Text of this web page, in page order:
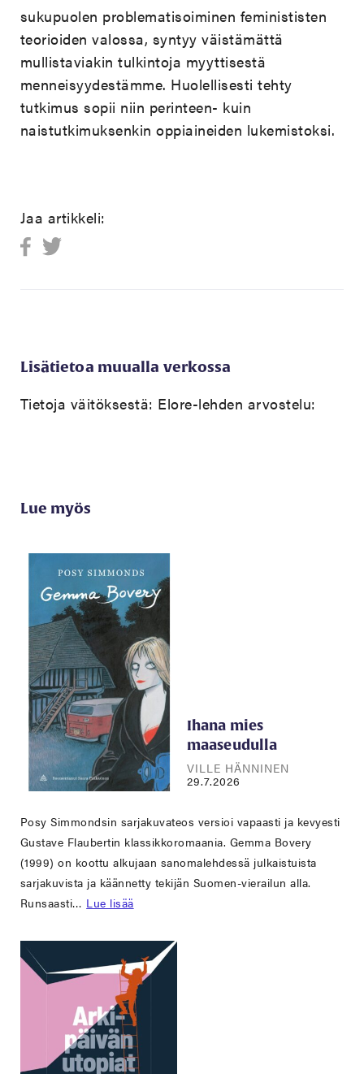
sukupuolen problematisoiminen feminististen
teorioiden valossa, syntyy väistämättä
mullistaviakin tulkintoja myyttisestä
menneisyydestämme. Huolellisesti tehty
tutkimus sopii niin perinteen- kuin
naistutkimuksenkin oppiaineiden lukemistoksi.
Jaa artikkeli:
Lisätietoa muualla verkossa
Tietoja väitöksestä: Elore-lehden arvostelu:
Lue myös
Ihana mies
maaseudulla
VILLE HÄNNINEN
29.7.2026
Posy Simmondsin sarjakuvateos versioi vapaasti ja kevyesti
Gustave Flaubertin klassikkoromaania. Gemma Bovery
(1999) on koottu alkujaan sanomalehdessä julkaistuista
sarjakuvista ja käännetty tekijän Suomen-vierailun alla.
Runsaasti… Lue lisää